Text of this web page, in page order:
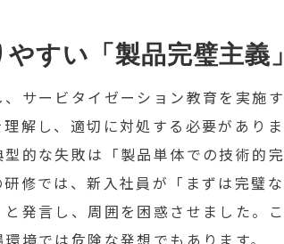
やすい「製品完璧主義
、サービタイゼーション教育を実施
解し、適切に対処する必要がありま
型的な失敗は「製品単体での技術的
研修では、新入社員が「まずは完璧
と発言し、周囲を困惑させました。
環境では危険な発想でもあります。